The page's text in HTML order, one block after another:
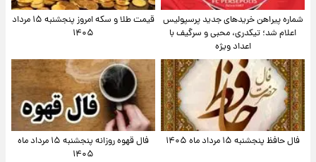
شماره پیراهن خریدهای جدید پرسپولیس
اعلام شد؛ تیکدری، محبی و سرگیف با
اعداد ویژه
قیمت طلا و سکه امروز پنجشنبه ۱۵ مرداد
۱۴۰۵
فال حافظ پنجشنبه ۱۵ مرداد ماه ۱۴۰۵
فال قهوه روزانه پنجشنبه ۱۵ مرداد ماه
۱۴۰۵